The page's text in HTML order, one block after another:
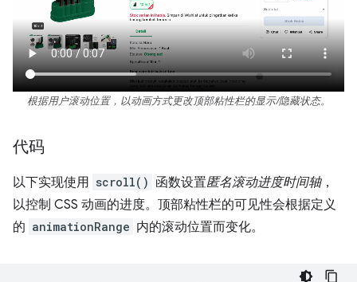
根据用户滚动位置，以动画方式更改顶部粘性栏的显示/隐藏状态。
代码
以下实现使用 scroll() 函数设置匿名滚动进度时间轴，
以控制 CSS 动画的进度。顶部粘性栏的可见性会根据定义
的 animationRange 内的滚动位置而变化。